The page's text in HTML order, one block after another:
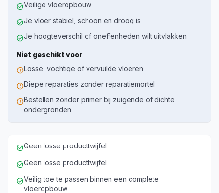
check_circleVeilige vloeropbouw
check_circleJe vloer stabiel, schoon en droog is
check_circleJe hoogteverschil of oneffenheden wilt uitvlakken
Niet geschikt voor
errorLosse, vochtige of vervuilde vloeren
errorDiepe reparaties zonder reparatiemortel
errorBestellen zonder primer bij zuigende of dichte
ondergronden
check_circleGeen losse producttwijfel
check_circleGeen losse producttwijfel
check_circleVeilig toe te passen binnen een complete
vloeropbouw